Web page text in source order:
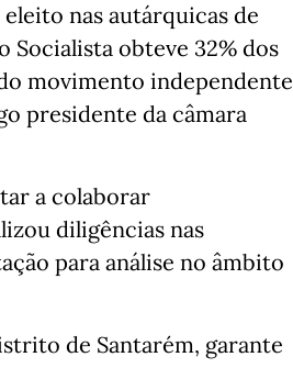
nas autárquicas de
Socialista obteve 32% dos
movimento independente
presidente da câmara
a colaborar
diligências nas
para análise no âmbito
de Santarém, garante